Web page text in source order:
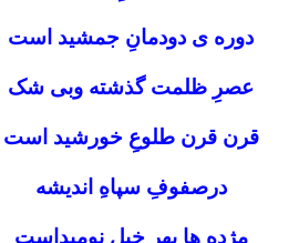
دوره ى دودمانِ جمشید است
عصرِ ظلمت گذشته وبى شک
قرن قرن طلوعِ خورشید است
درصفوفِ سپاهِ اندیشه
مژده ها بهرِ خیلِ نومیداست